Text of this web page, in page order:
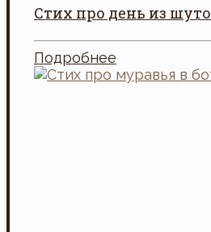
Стих про день из
Подробнее